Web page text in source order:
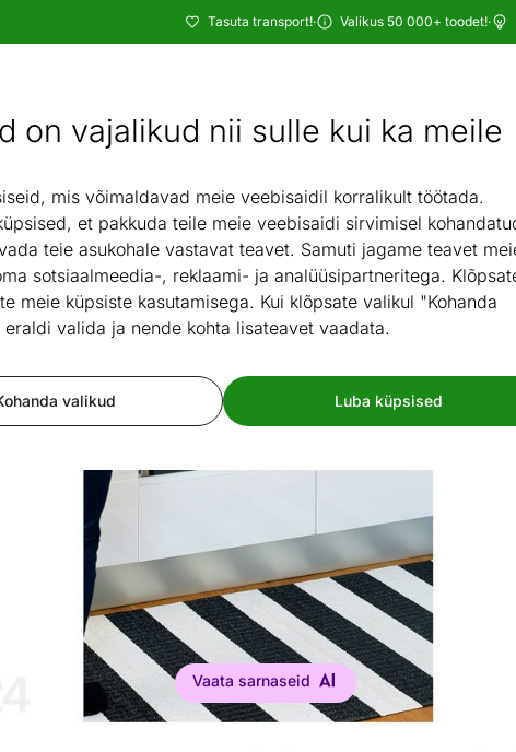
on vajalikud nii sulle kui ka meile
mis võimaldavad meie veebisaidil korralikult töötada.
et pakkuda teile meie veebisaidi sirvimisel
teie asukohale vastavat teavet. Samuti jagame teavet
sotsiaalmeedia-, reklaami- ja analüüsipartneritega.
meie küpsiste kasutamisega. Kui klõpsate valikul "Kohanda
valida ja nende kohta lisateavet vaadata.
valikud Luba küpsised
Tasuta transport!· Valikus 50 000+ toodet!·
- ON24
Vaata sarnaseid